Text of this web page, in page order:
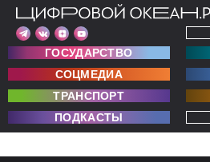
ГОСУДАРСТВО
СОЦМЕДИА
ТРАНСПОРТ
ПОДКАСТЫ